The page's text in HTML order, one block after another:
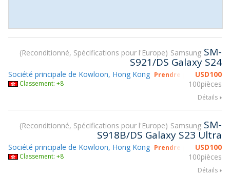
Reconditionné, Spécifications pour l'Europe Samsung SM-
S921/DS Galaxy S24
USD100
100pièces
Société principale de Kowloon, Hong Kong Prendre part à gsmX
Classement: +8
Détails
Reconditionné, Spécifications pour l'Europe Samsung SM-
S918B/DS Galaxy S23 Ultra
USD100
100pièces
Société principale de Kowloon, Hong Kong Prendre part à gsmX
Classement: +8
Détails